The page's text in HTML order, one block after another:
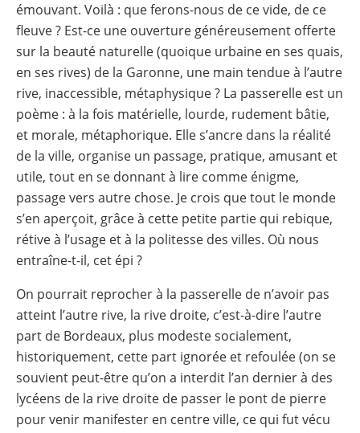
émouvant. Voilà : que ferons-nous de ce vide, de ce
fleuve ? Est-ce une ouverture généreusement offerte
sur la beauté naturelle (quoique urbaine en ses quais,
en ses rives) de la Garonne, une main tendue à l’autre
rive, inaccessible, métaphysique ? La passerelle est un
poème : à la fois matérielle, lourde, rudement bâtie,
et morale, métaphorique. Elle s’ancre dans la réalité
de la ville, organise un passage, pratique, amusant et
utile, tout en se donnant à lire comme énigme,
passage vers autre chose. Je crois que tout le monde
s’en aperçoit, grâce à cette petite partie qui rebique,
rétive à l’usage et à la politesse des villes. Où nous
entraîne-t-il, cet épi ?
On pourrait reprocher à la passerelle de n’avoir pas
atteint l’autre rive, la rive droite, c’est-à-dire l’autre
part de Bordeaux, plus modeste socialement,
historiquement, cette part ignorée et refoulée (on se
souvient peut-être qu’on a interdit l’an dernier à des
lycéens de la rive droite de passer le pont de pierre
pour venir manifester en centre ville, ce qui fut vécu